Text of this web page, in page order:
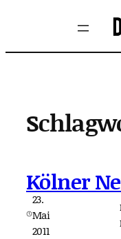
springen
Kölner
23.
Mai
2011